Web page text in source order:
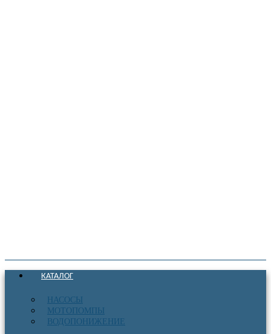
КАТАЛОГ
НАСОСЫ
МОТОПОМПЫ
ВОДОПОНИЖЕНИЕ